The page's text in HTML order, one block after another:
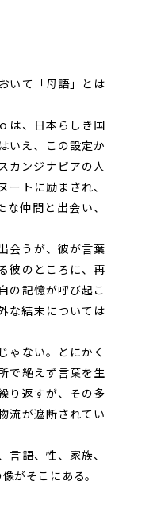
いて「母語」とは
は、日本らしき国
いえ、この設定か
カンジナビアの人
トに励まされ、
仲間と出会い、
会うが、彼が言葉
彼のところに、再
の記憶が呼び起こ
な結末については
ゃない。とにかく
で絶えず言葉を生
り返すが、その多
流が遮断されてい
語、性、家族、
がそこにある。